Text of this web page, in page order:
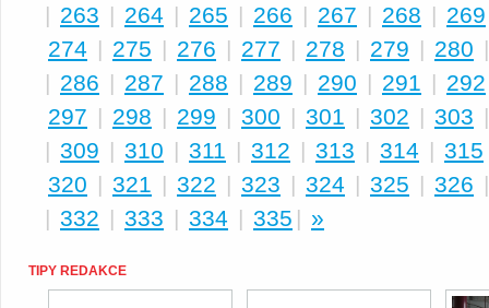
| 263 | 264 | 265 | 266 | 267 | 268 | 269
274 | 275 | 276 | 277 | 278 | 279 | 280
| 286 | 287 | 288 | 289 | 290 | 291 | 292
297 | 298 | 299 | 300 | 301 | 302 | 303
| 309 | 310 | 311 | 312 | 313 | 314 | 315
320 | 321 | 322 | 323 | 324 | 325 | 326
| 332 | 333 | 334 | 335 | »
TIPY REDAKCE